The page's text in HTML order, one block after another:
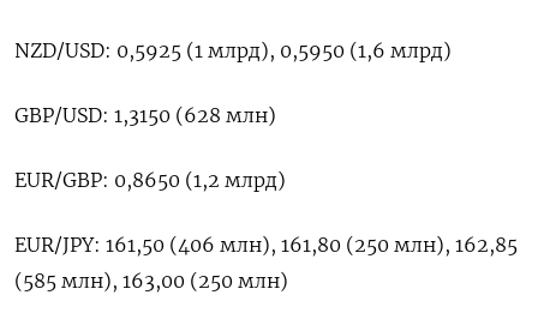
NZD/USD: 0,5925 (1 млрд), 0,5950 (1,6 млрд)
GBP/USD: 1,3150 (628 млн)
EUR/GBP: 0,8650 (1,2 млрд)
EUR/JPY: 161,50 (406 млн), 161,80 (250 млн), 162,85
(585 млн), 163,00 (250 млн)